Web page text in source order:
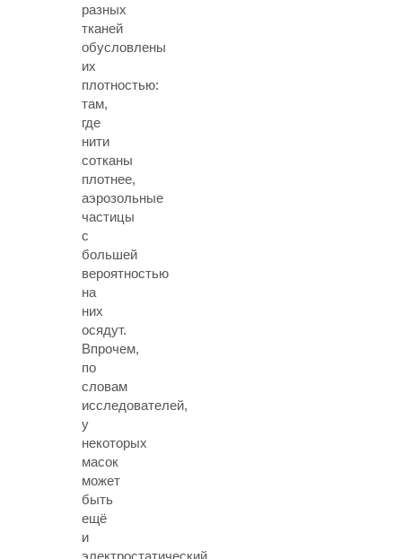
разных
тканей
обусловлены
их
плотностью:
там,
где
нити
сотканы
плотнее,
аэрозольные
частицы
с
большей
вероятностью
на
них
осядут.
Впрочем,
по
словам
исследователей,
у
некоторых
масок
может
быть
ещё
и